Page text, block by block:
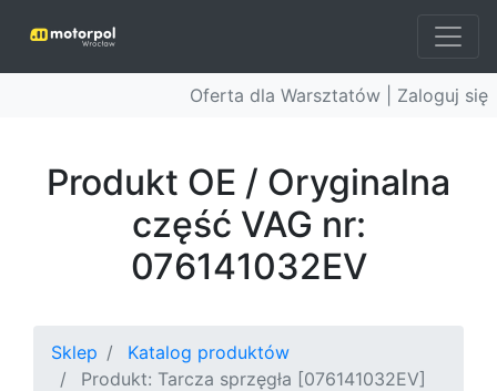
Oferta dla Warsztatów | Zaloguj się
Produkt OE / Oryginalna
część VAG nr:
076141032EV
Sklep
Katalog produktów
Produkt: Tarcza sprzęgła [076141032EV]